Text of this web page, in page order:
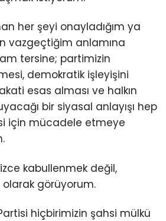
her şeyi onayladığım ya
vazgeçtiğim anlamına
tersine; partimizin
demokratik işleyişini
esas alması ve halkın
bir siyasal anlayışı hep
için mücadele etmeye
kabullenmek değil,
görüyorum.
hiçbirimizin şahsi mülkü